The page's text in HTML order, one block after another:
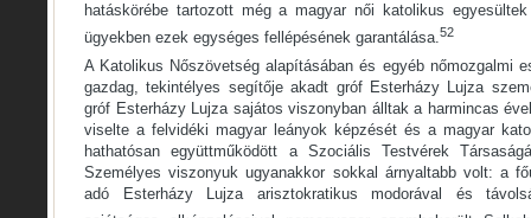
hatáskörébe tartozott még a magyar női katolikus
ügyekben ezek egységes fellépésének garantálása.52
A Katolikus Nőszövetség alapításában és egyéb nőmozgalmi
gazdag, tekintélyes segítője akadt gróf Esterházy Lujza
gróf Esterházy Lujza sajátos viszonyban álltak a harmincas
viselte a felvidéki magyar leányok képzését és a magyar
hathatósan együttműködött a Szociális Testvérek
Személyes viszonyuk ugyanakkor sokkal árnyaltabb volt: a
adó Esterházy Lujza arisztokratikus modorával és